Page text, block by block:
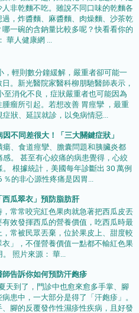
非乾麵不吃。雖說不同口味的乾麵各
，炸醬麵、麻醬麵、肉燥麵、沙茶乾
一碗的含鈉量比較多呢？快看看你的
華人健康網 ...
，輕則數分鐘緩解，嚴重者卻可能一
。新光醫院家醫科柳朋馳醫師表示，
至消化不良，症狀嚴重者也可能因為
瘤所引起。若想改善 胃痙攣 ，最重
狀、延誤就診，以免病情惡...
不同差很大！「三大關鍵症狀」
、食道痙攣、膽囊問題和胰臟炎都
。 甚至有心絞痛的病患覺得，心絞
根據統計，美國每年診斷出 30 萬例
％的非心源性疼痛是因胃...
瓜翠衣」預防脂肪肝
常常咬完紅色果肉就急著把西瓜皮丟
效發揮西瓜的營養價值，吃西瓜時最
常被民眾丟棄，位於果皮上、甜度較
」，不僅營養價值一點都不輸紅色果
照片來源： 華...
告訴你如何預防汗皰疹
天到了，門診中也愈來愈多手掌、腳
患中，一大部分是得了「汗皰疹」。
腳的反覆發作性濕疹性疾病，且好發